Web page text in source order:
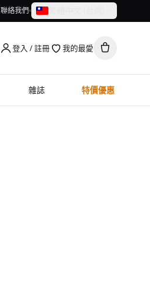
聯絡我們
繁體中文（台灣）
登入 / 註冊 我的最愛
雜誌 特價優惠